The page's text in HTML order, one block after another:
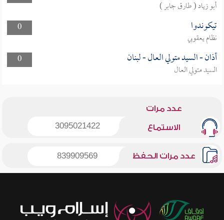
أبو زياد ( طارق جابر )
0
تيكوندوا
نظام يعقوبي
0
أذان - السيد متولي العال - لبنان
السيد متولي العال
عدد مرات
الاستماع 3095021422
عدد مرات الحفظ 839909569